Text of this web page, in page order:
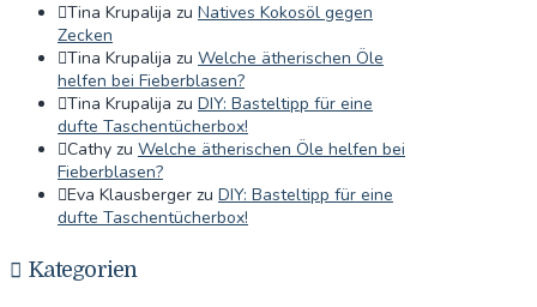
Tina Krupalija zu Natives Kokosöl gegen
Zecken
Tina Krupalija zu Welche ätherischen Öle
helfen bei Fieberblasen?
Tina Krupalija zu DIY: Basteltipp für eine
dufte Taschentücherbox!
Cathy zu Welche ätherischen Öle helfen bei
Fieberblasen?
Eva Klausberger zu DIY: Basteltipp für eine
dufte Taschentücherbox!
Kategorien